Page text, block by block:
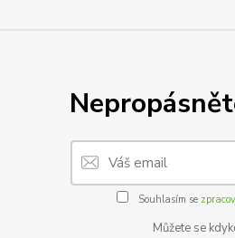
Souhlasím se
Můžete se